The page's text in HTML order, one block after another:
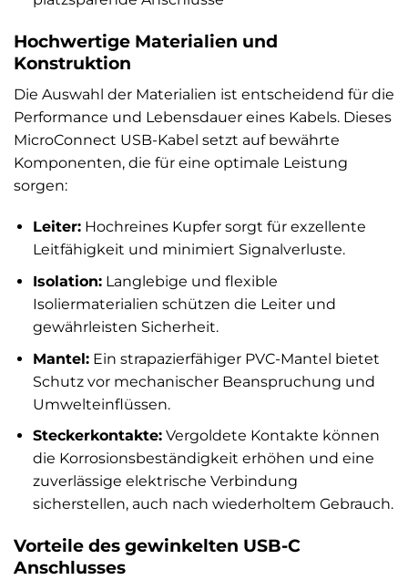
Hochwertige Materialien und
Konstruktion
Die Auswahl der Materialien ist entscheidend für die
Performance und Lebensdauer eines Kabels. Dieses
MicroConnect USB-Kabel setzt auf bewährte
Komponenten, die für eine optimale Leistung
sorgen:
Leiter:Hochreines Kupfer sorgt für exzellente
Leitfähigkeit und minimiert Signalverluste.
Isolation:Langlebige und flexible
Isoliermaterialien schützen die Leiter und
gewährleisten Sicherheit.
Mantel:Ein strapazierfähiger PVC-Mantel bietet
Schutz vor mechanischer Beanspruchung und
Umwelteinflüssen.
Steckerkontakte:Vergoldete Kontakte können
die Korrosionsbeständigkeit erhöhen und eine
zuverlässige elektrische Verbindung
sicherstellen, auch nach wiederholtem Gebrauch.
Vorteile des gewinkelten USB-C
Anschlusses